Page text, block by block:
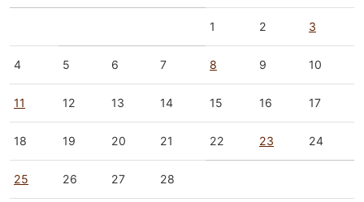
1 2 3
4 5 6 7 8 9 10
11 12 13 14 15 16 17
18 19 20 21 22 23 24
25 26 27 28